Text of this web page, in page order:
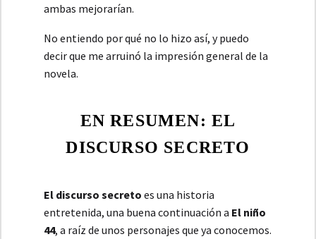
ambas mejorarían.
No entiendo por qué no lo hizo así, y puedo
decir que me arruinó la impresión general de la
novela.
EN RESUMEN: EL
DISCURSO SECRETO
El discurso secreto es una historia
entretenida, una buena continuación a El niño
44, a raíz de unos personajes que ya conocemos.